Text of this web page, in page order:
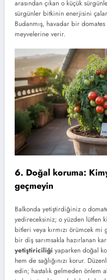
arasından çıkan o küçük
sürgünler bitkinin enerjisini
Budanmış, havadar bir
meyvelerine verir.
6. Doğal koruma:
geçmeyin
Balkonda yetiştirdiğiniz o
yedireceksiniz; o yüzden lütfen
bitleri veya kırmızı örümcek
bir diş sarımsakla hazırlanan
yetiştiriciliği yaparken doğal
hem de sağlığınızı korur.
edin; hastalık gelmeden önlem